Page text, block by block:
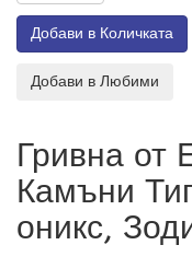
Гривна от
Камъни
оникс,